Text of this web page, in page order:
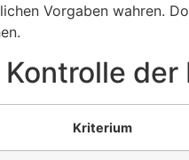
Vorgaben wahren.
Kontrolle
Kriterium